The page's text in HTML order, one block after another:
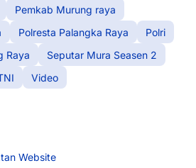
Pemkab Murung raya
Polresta Palangka Raya
Polri
Raya
Seputar Mura Seasen 2
Video
Website